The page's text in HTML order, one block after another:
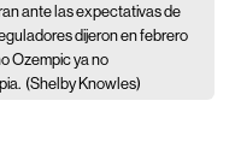
ante las expectativas de
dijeron en febrero
Ozempic ya no
(Shelby Knowles)